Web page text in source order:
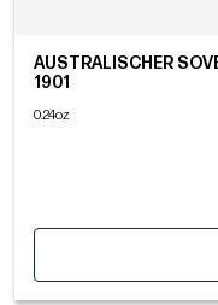
AUSTRALISCHER
1901
0.24oz